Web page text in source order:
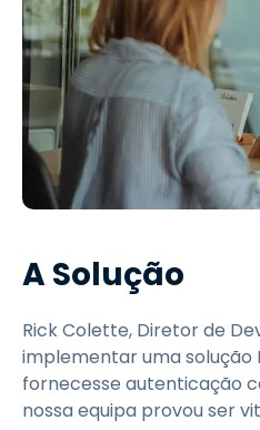
A Solução
Rick Colette, Diretor de
implementar uma solução
fornecesse autenticação
nossa equipa provou ser